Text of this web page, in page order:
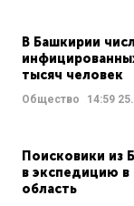
В Башкирии
тысяч человек
Общество 14:59
Поисковики из
в экспедицию
область